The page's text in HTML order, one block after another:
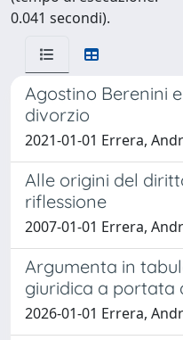
0.041 secondi).
Agostino Berenini
divorzio
2021-01-01 Errera,
Alle origini del
riflessione
2007-01-01 Errera,
Argumenta in
giuridica a portata
2026-01-01 Errera,